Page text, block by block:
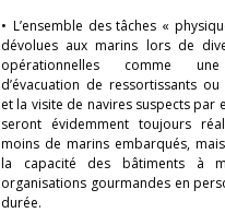
• L’ensemble des tâches «
dévolues aux marins lors de
opérationnelles comme
d’évacuation de ressortissants ou
et la visite de navires suspects par
seront évidemment toujours
moins de marins embarqués,
la capacité des bâtiments à
organisations gourmandes en
durée.